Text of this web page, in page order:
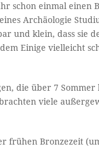
schon einmal
Archäologie
und klein, dass sie
Einige vielleicht
die über 7
viele
frühen Bronzezeit